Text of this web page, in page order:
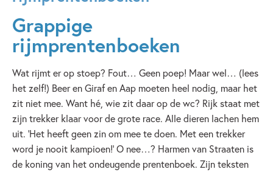
Grappige
rijmprentenboeken
Wat rijmt er op stoep? Fout… Geen poep! Maar wel… (lees
het zelf!) Beer en Giraf en Aap moeten heel nodig, maar het
zit niet mee. Want hé, wie zit daar op de wc? Rijk staat met
zijn trekker klaar voor de grote race. Alle dieren lachen hem
uit. ‘Het heeft geen zin om mee te doen. Met een trekker
word je nooit kampioen!’ O nee…? Harmen van Straaten is
de koning van het ondeugende prentenboek. Zijn teksten